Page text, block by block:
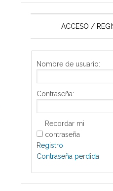
ACCESO /
Nombre de usuario:
Contraseña:
Recordar mi
contraseña
Registro
Contraseña perdida